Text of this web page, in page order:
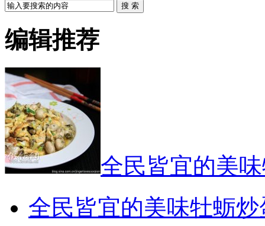
搜 索
编辑推荐
全民皆宜的美
全民皆宜的美味牡蛎炒